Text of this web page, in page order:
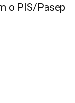
o PIS/Pasep